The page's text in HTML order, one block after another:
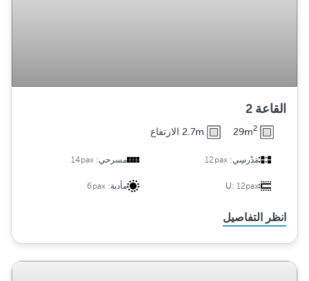
القاعة 2
29m2 2.7m الارتفاع
مَدْرسِي:12pax مسرحي:14pax
U: 12pax مأدبة:6pax
انظر التفاصيل